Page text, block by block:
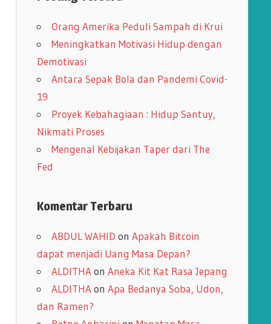
p
Orang Amerika Peduli Sampah di Krui
Meningkatkan Motivasi Hidup dengan
Demotivasi
Antara Sepak Bola dan Pandemi Covid-
19
Proyek Kebahagiaan : Hidup Santuy,
Nikmati Proses
Mengenal Kebijakan Taper dari The
Fed
Komentar Terbaru
ABDUL WAHID on Apakah Bitcoin
dapat menjadi Uang Masa Depan?
ALDITHAon Aneka Kit Kat Rasa Jepang
ALDITHAon Apa Bedanya Soba, Udon,
dan Ramen?